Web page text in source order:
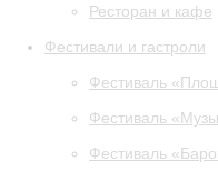
Ресторан и кафе
Фестивали и гастроли
Фестиваль
Фестиваль
Фестиваль